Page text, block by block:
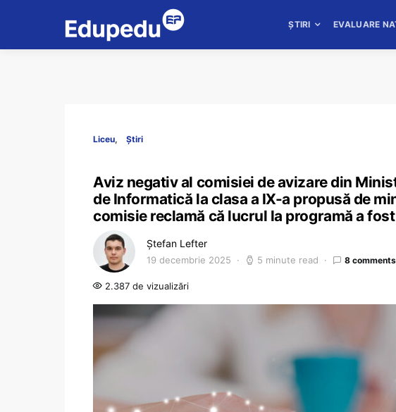
ȘTIRI EVALUARE
Liceu Știri
Aviz negativ al comisiei de avizare din
de Informatică la clasa a IX-a propusă de
comisie reclamă că lucrul la programă a
Ștefan Lefter
19 decembrie 2025 5 minute read 8 comments
2.387 de vizualizări